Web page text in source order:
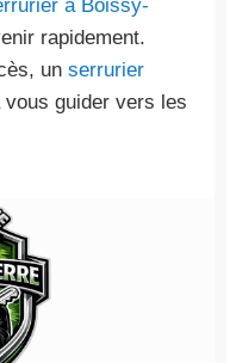
à Boissy-
rapidement.
un serrurier
vous guider vers les